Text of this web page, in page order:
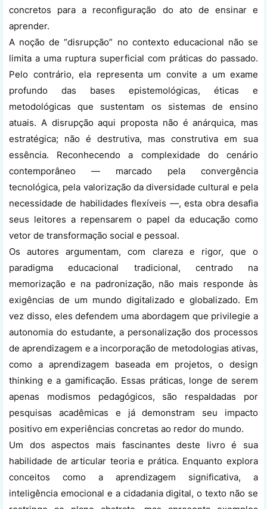
concretos para a reconfiguração do ato de ensinar e
aprender.
A noção de “disrupção” no contexto educacional não se
limita a uma ruptura superficial com práticas do passado.
Pelo contrário, ela representa um convite a um exame
profundo das bases epistemológicas, éticas e
metodológicas que sustentam os sistemas de ensino
atuais. A disrupção aqui proposta não é anárquica, mas
estratégica; não é destrutiva, mas construtiva em sua
essência. Reconhecendo a complexidade do cenário
contemporâneo — marcado pela convergência
tecnológica, pela valorização da diversidade cultural e pela
necessidade de habilidades flexíveis —, esta obra desafia
seus leitores a repensarem o papel da educação como
vetor de transformação social e pessoal.
Os autores argumentam, com clareza e rigor, que o
paradigma educacional tradicional, centrado na
memorização e na padronização, não mais responde às
exigências de um mundo digitalizado e globalizado. Em
vez disso, eles defendem uma abordagem que privilegie a
autonomia do estudante, a personalização dos processos
de aprendizagem e a incorporação de metodologias ativas,
como a aprendizagem baseada em projetos, o design
thinking e a gamificação. Essas práticas, longe de serem
apenas modismos pedagógicos, são respaldadas por
pesquisas acadêmicas e já demonstram seu impacto
positivo em experiências concretas ao redor do mundo.
Um dos aspectos mais fascinantes deste livro é sua
habilidade de articular teoria e prática. Enquanto explora
conceitos como a aprendizagem significativa, a
inteligência emocional e a cidadania digital, o texto não se